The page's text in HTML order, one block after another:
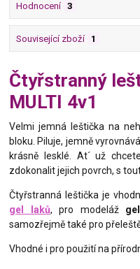
Hodnocení 3
Související zboží 1
Čtyřstranný
MULTI 4v1
Velmi jemná leštička na
bloku. Piluje, jemně
krásně lesklé. At´ už
zdokonalit jejich povrch, s
Čtyřstranná leštička je
gel laků, pro modeláž
samozřejmě také pro
Vhodné i pro použití na